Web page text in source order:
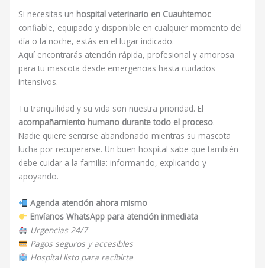
Si necesitas un hospital veterinario en Cuauhtemoc
confiable, equipado y disponible en cualquier momento del
día o la noche, estás en el lugar indicado.
Aquí encontrarás atención rápida, profesional y amorosa
para tu mascota desde emergencias hasta cuidados
intensivos.
Tu tranquilidad y su vida son nuestra prioridad. El
acompañamiento humano durante todo el proceso.
Nadie quiere sentirse abandonado mientras su mascota
lucha por recuperarse. Un buen hospital sabe que también
debe cuidar a la familia: informando, explicando y
apoyando.
Agenda atención ahora mismo
Envíanos WhatsApp para atención inmediata
Urgencias 24/7
Pagos seguros y accesibles
Hospital listo para recibirte